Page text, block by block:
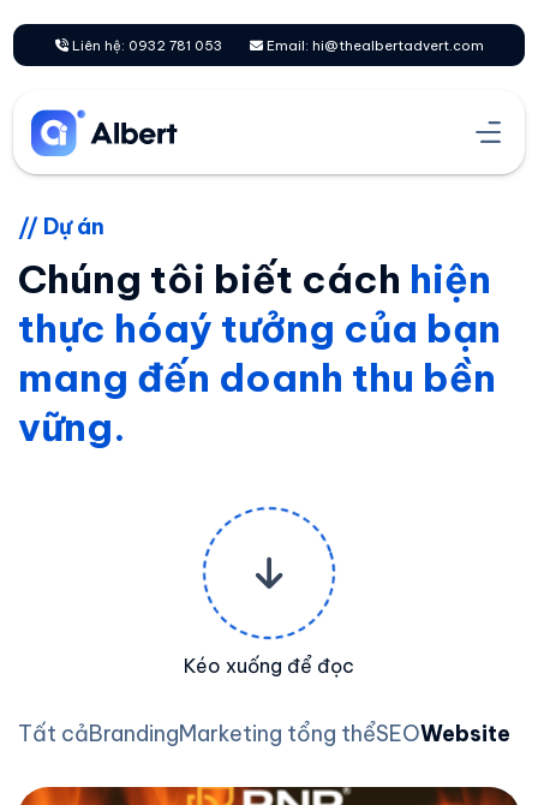
nội
dung
Liên hệ: 0932 781 053 Email: hi@thealbertadvert.com
// Dự án
Chúng tôi biết cách hiện
thực hóaý tưởng của bạn
mang đến doanh thu bền
vững.
Kéo xuống để đọc
Tất cảBrandingMarketing tổng thểSEOWebsite